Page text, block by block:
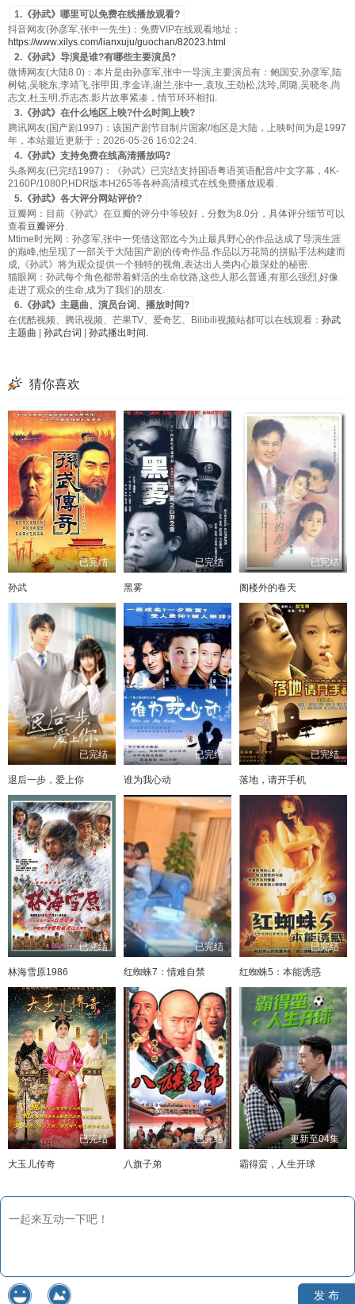
1.《孙武》哪里可以免费在线播放观看?
抖音网友(孙彦军,张中一先生)：免费VIP在线观看地址：
https://www.xilys.com/lianxuju/guochan/82023.html
2.《孙武》导演是谁?有哪些主要演员?
微博网友(大陆8.0)：本片是由孙彦军,张中一导演,主要演员有：鲍国安,孙彦军,陆
树铭,吴晓东,李靖飞,张甲田,李金详,谢兰,张中一,袁玫,王劲松,沈玲,周璐,吴晓冬,尚
志文,杜玉明,乔志杰.影片故事紧凑，情节环环相扣.
3.《孙武》在什么地区上映?什么时间上映?
腾讯网友(国产剧1997)：该国产剧节目制片国家/地区是大陆，上映时间为是1997
年，本站最近更新于：2026-05-26 16:02:24.
4.《孙武》支持免费在线高清播放吗?
头条网友(已完结1997)：《孙武》已完结支持国语粤语英语配音/中文字幕，4K-
2160P/1080P,HDR版本H265等各种高清模式在线免费播放观看.
5.《孙武》各大评分网站评价?
豆瓣网：目前《孙武》在豆瓣的评分中等较好，分数为8.0分，具体评分细节可以
查看豆瓣评分.
Mtime时光网：孙彦军,张中一凭借这部迄今为止最具野心的作品达成了导演生涯
的巅峰,他呈现了一部关于大陆国产剧的传奇作品.作品以万花筒的拼贴手法构建而
成,《孙武》将为观众提供一个独特的视角,表达出人类内心最深处的秘密.
猫眼网：孙武每个角色都带着鲜活的生命纹路,这些人那么普通,有那么强烈,好像
走进了观众的生命,成为了我们的朋友.
6.《孙武》主题曲、演员台词、播放时间?
在优酷视频、腾讯视频、芒果TV、爱奇艺、Bilibili视频站都可以在线观看： 孙武
主题曲
孙武台词 孙武播出时间 .
猜你喜欢
已完结
孙武
已完结
黑雾
已完结
阁楼外的春天
已完结
退后一步，爱上你
已完结
谁为我心动
已完结
落地，请开手机
已完结
林海雪原1986
已完结
红蜘蛛7：情难自禁
已完结
红蜘蛛5：本能诱惑
已完结
大玉儿传奇
已完结
八旗子弟
更新至04集
霸得蛮，人生开球
发 布